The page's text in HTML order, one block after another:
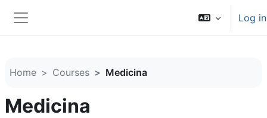
Side panel
Log in
Home Courses Medicina
Medicina